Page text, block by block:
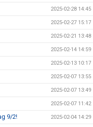
2025-02-28 14:45
2025-02-27 15:17
2025-02-21 13:48
2025-02-14 14:59
2025-02-13 10:17
2025-02-07 13:55
2025-02-07 13:49
2025-02-07 11:42
9/2! 2025-02-04 14:29